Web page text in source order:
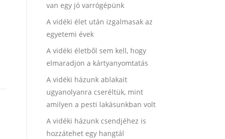
van egy jó varrógépünk
A vidéki élet után izgalmasak az
egyetemi évek
A vidéki életből sem kell, hogy
elmaradjon a kártyanyomtatás
A vidéki házunk ablakait
ugyanolyanra cseréltük, mint
amilyen a pesti lakásunkban volt
A vidéki házunk csendjéhez is
hozzátehet egy hangtál